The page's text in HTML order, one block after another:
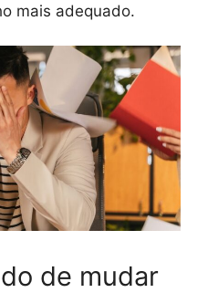
mais adequado.
de mudar